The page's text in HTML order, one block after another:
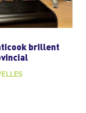
brillent